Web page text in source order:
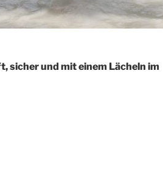
sicher und mit einem Lächeln im